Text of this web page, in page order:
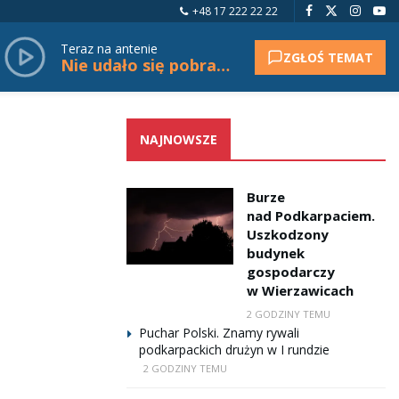
+48 17 222 22 22
Teraz na antenie
Nie udało się pobrać tytułu. ZGŁOŚ TEMAT
NAJNOWSZE
Burze
nad Podkarpaciem.
Uszkodzony
budynek
gospodarczy
w Wierzawicach
2 GODZINY TEMU
Puchar Polski. Znamy rywali
podkarpackich drużyn w I rundzie
2 GODZINY TEMU